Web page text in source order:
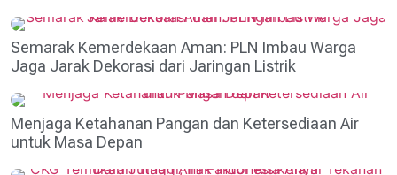
Semarak Kemerdekaan Aman: PLN Imbau Warga
Jaga Jarak Dekorasi dari Jaringan Listrik
Menjaga Ketahanan Pangan dan Ketersediaan Air
untuk Masa Depan